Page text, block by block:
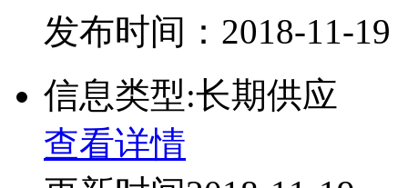
发布时间：2018-11-19
信息类型:长期供应
查看详情